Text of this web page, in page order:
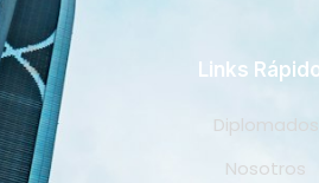
Links
Diplomados
Nosotros